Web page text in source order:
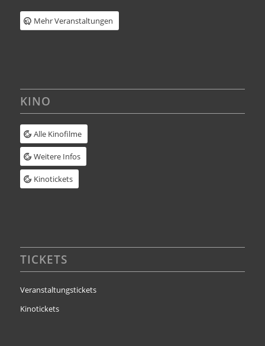
Mehr Veranstaltungen
KINO
Alle Kinofilme
Weitere Infos
Kinotickets
TICKETS
Veranstaltungstickets
Kinotickets